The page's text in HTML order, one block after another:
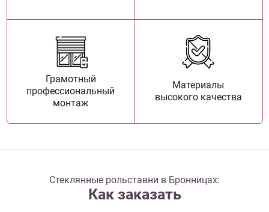
Грамотный
профессиональный
монтаж
Материалы
высокого качества
Стеклянные рольставни в Бронницах:
Как заказать